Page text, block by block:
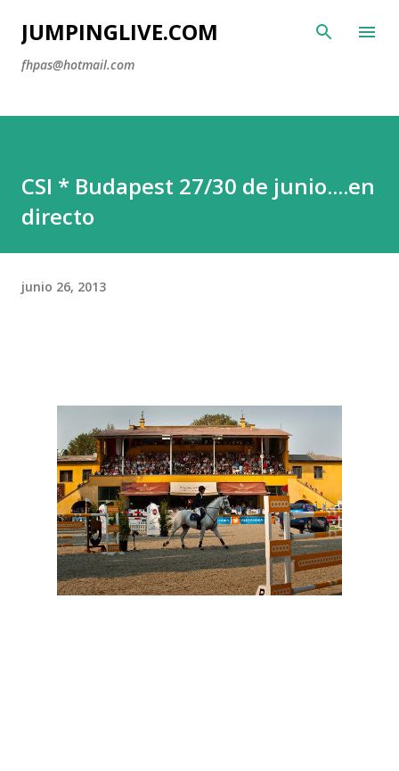
Ir al contenido principal
JUMPINGLIVE.COM
fhpas@hotmail.com
CSI * Budapest 27/30 de junio....en
directo
junio 26, 2013